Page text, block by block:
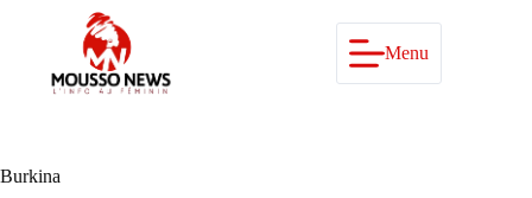
Menu
Burkina